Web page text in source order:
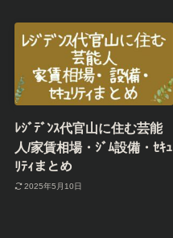
ﾚｼﾞﾃﾞﾝｽ代官山に住む芸能
人/家賃相場・ｼﾞﾑ設備・ｾｷｭ
ﾘﾃｨまとめ
2025年5月10日